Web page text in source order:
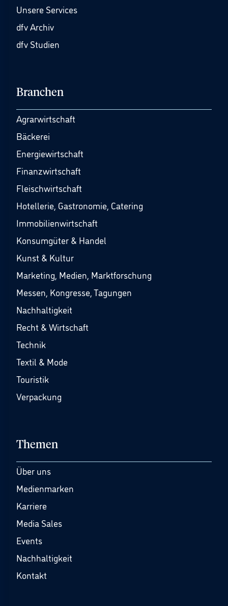
Unsere Services
dfv Archiv
dfv Studien
Branchen
Agrarwirtschaft
Bäckerei
Energiewirtschaft
Finanzwirtschaft
Fleischwirtschaft
Hotellerie, Gastronomie, Catering
Immobilienwirtschaft
Konsumgüter & Handel
Kunst & Kultur
Marketing, Medien, Marktforschung
Messen, Kongresse, Tagungen
Nachhaltigkeit
Recht & Wirtschaft
Technik
Textil & Mode
Touristik
Verpackung
Themen
Über uns
Medienmarken
Karriere
Media Sales
Events
Nachhaltigkeit
Kontakt